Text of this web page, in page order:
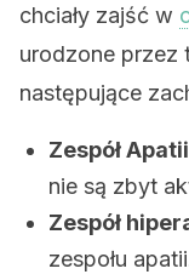
chciały zajść w
urodzone przez
następujące
Zespół Apatii
nie są zbyt
Zespół
zespołu